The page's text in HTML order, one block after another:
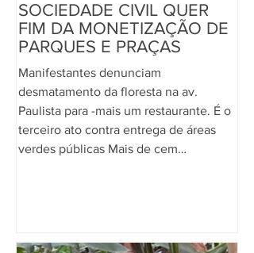
SOCIEDADE CIVIL QUER
FIM DA MONETIZAÇÃO DE
PARQUES E PRAÇAS
Manifestantes denunciam
desmatamento da floresta na av.
Paulista para -mais um restaurante. É o
terceiro ato contra entrega de áreas
verdes públicas Mais de cem
desmatamento no Parque Trianon, uma